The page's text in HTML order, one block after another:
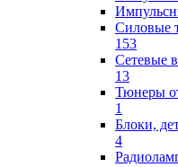
Силовые
153
Сетевые
13
Тюнеры
1
Блоки,
4